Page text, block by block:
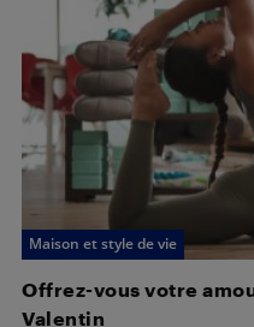
Maison et style de vie
Offrez-vous votre
Valentin